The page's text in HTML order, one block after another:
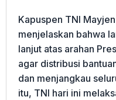
Kapuspen TNI
menjelaskan bahwa
lanjut atas arahan
agar distribusi
dan menjangkau
itu, TNI hari ini